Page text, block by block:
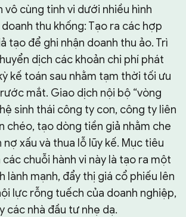
cùng tinh vi dưới nhiều hình
thu khống: Tạo ra các hợp
tạo để ghi nhận doanh thu ảo. Trì
dịch các khoản chi phí phát
kế toán sau nhằm tạm thời tối ưu
mắt. Giao dịch nội bộ “vòng
sinh thái công ty con, công ty liên
chéo, tạo dòng tiền giả nhằm che
nợ xấu và thua lỗ lũy kế. Mục tiêu
chuỗi hành vi này là tạo ra một
lành mạnh, đẩy thị giá cổ phiếu lên
lực rỗng tuếch của doanh nghiệp,
các nhà đầu tư nhẹ dạ.